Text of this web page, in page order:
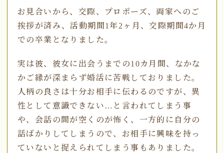
お見合いから、交際、プロポーズ、両家へのご
挨拶が済み、活動期間1年2ヶ月、交際期間4か月
での卒業となりました。
実は彼、彼女に出会うまでの10カ月間、なかな
かご縁が深まらず婚活に苦戦しておりました。
人柄の良さは十分お相手に伝わるのですが、異
性として意識できない…と言われてしまう事
や、会話の間が空くのが怖く、一方的に自分の
話ばかりしてしまうので、お相手に興味を持っ
ていないと捉えられてしまう事もありました。